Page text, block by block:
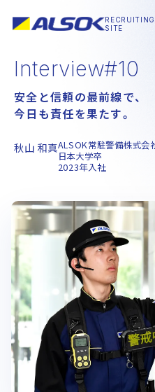
RECRUITING
SITE
RECRUITING
SITE
メッセージ
Company
強みと特徴 事業展開
インタビュー 一覧
CareerStory
人とキャリアを知る
人とキャリアを知る 一覧
Environment
働く環境を知る
社員データ（アンケート）
福利厚生
動画ギャラリー
安全と信頼の最前線で、
今日も責任を果たす。
秋山 和真ALSOK常駐警備株式会
日本大学卒
2023年入社
Interview#10